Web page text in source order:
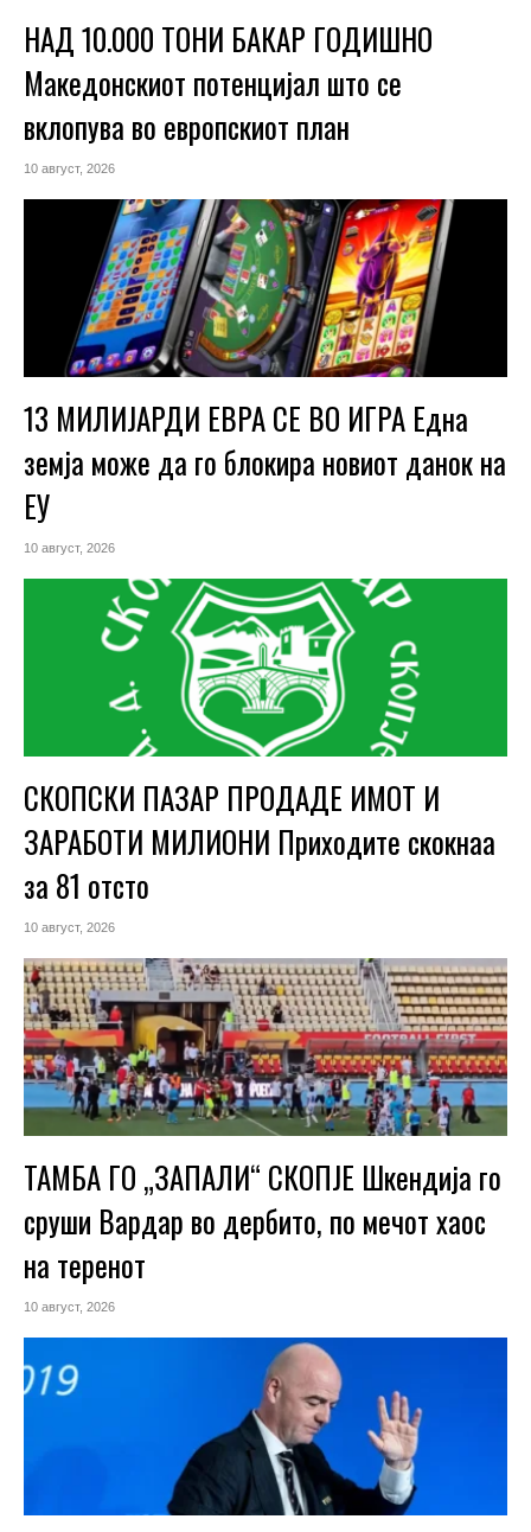
НАД 10.000 ТОНИ БАКАР ГОДИШНО
Македонскиот потенцијал што се
вклопува во европскиот план
10 август, 2026
13 МИЛИЈАРДИ ЕВРА СЕ ВО ИГРА Една
земја може да го блокира новиот данок на
ЕУ
10 август, 2026
СКОПСКИ ПАЗАР ПРОДАДЕ ИМОТ И
ЗАРАБОТИ МИЛИОНИ Приходите скокнаа
за 81 отсто
10 август, 2026
ТАМБА ГО „ЗАПАЛИ“ СКОПЈЕ Шкендија го
сруши Вардар во дербито, по мечот хаос
на теренот
10 август, 2026